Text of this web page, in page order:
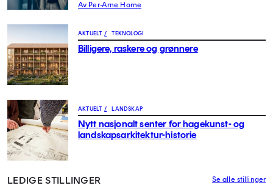
Av Per-Arne Horne
AKTUELT / TEKNOLOGI
Billigere, raskere og grønnere
AKTUELT / LANDSKAP
Nytt nasjonalt senter for hagekunst- og
landskapsarkitektur-historie
LEDIGE STILLINGER Se alle stillinger